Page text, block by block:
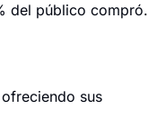
del público compró.
sus